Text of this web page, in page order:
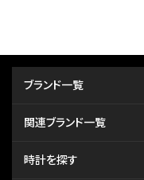
ブランド一覧
関連ブランド一覧
時計を探す